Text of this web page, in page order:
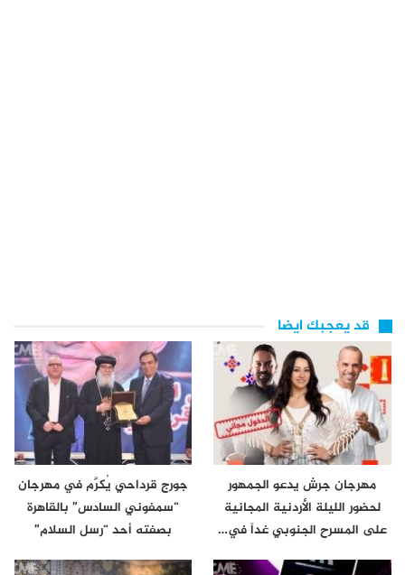
قد يعجبك ايضا
مهرجان جرش يدعو الجمهور
لحضور الليلة الأردنية المجانية
على المسرح الجنوبي غداً في…
جورج قرداحي يُكرَّم في مهرجان
“سمفوني السادس” بالقاهرة
بصفته أحد “رسل السلام”